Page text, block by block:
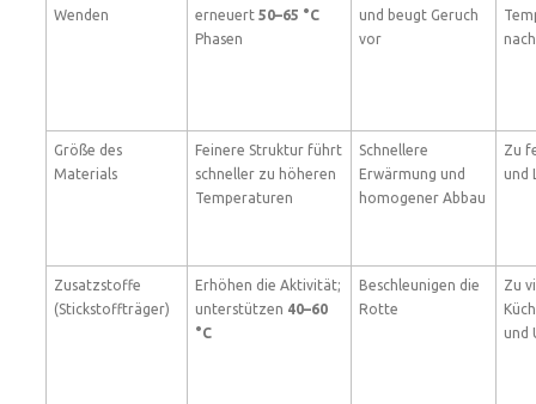
Wenden
erneuert 50–65 °C
Phasen
und beugt Geruch
vor
Größe des
Materials
Feinere Struktur führt
schneller zu höheren
Temperaturen
Schnellere
Erwärmung und
homogener Abbau
Zu
und
Zusatzstoffe
(Stickstoffträger)
Erhöhen die Aktivität;
unterstützen 40–60
°C
Beschleunigen die
Rotte
Zu
und